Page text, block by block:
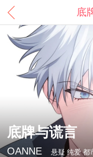
底
底牌与谎言
OANNE 悬疑 纯爱 都